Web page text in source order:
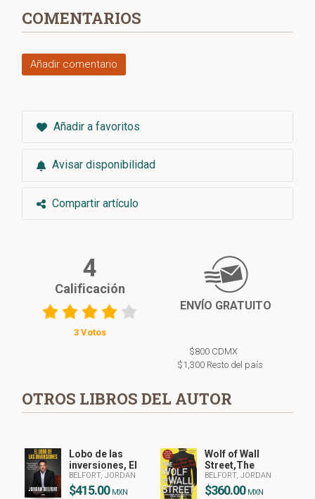
COMENTARIOS
Añadir comentario
Añadir a favoritos
Avisar disponibilidad
Compartir artículo
4
Calificación
3 Votos
ENVÍO GRATUITO
$800 CDMX
$1,300 Resto del país
OTROS LIBROS DEL AUTOR
Lobo de las
inversiones, El
BELFORT, JORDAN
$415.00 MXN
Wolf of Wall
Street,The
BELFORT, JORDAN
$360.00 MXN